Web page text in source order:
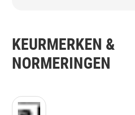
KEURMERKEN &
NORMERINGEN
kiwa_DoC_logo.jpg